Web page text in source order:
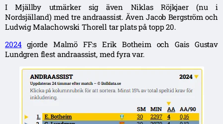
I Mjällby utmärker sig även Niklas Röjkjaer (nu i
Nordsjälland) med tre andraassist. Även Jacob Bergström och
Ludwig Malachowski Thorell tar plats på topp 20.
2024 gjorde Malmö FF:s Erik Botheim och Gais Gustav
Lundgren flest andraassist, med fyra var.